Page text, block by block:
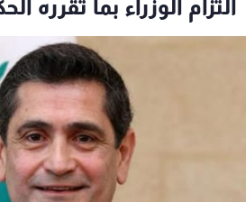
التزام الوزراء بما تقرره
سياسة ناس
فن